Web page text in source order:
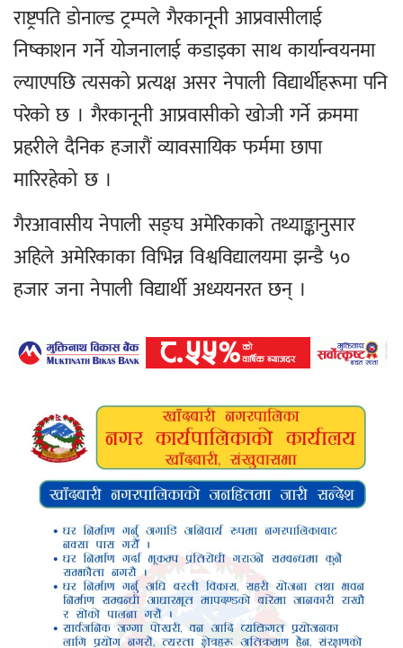
राष्ट्रपति डोनाल्ड ट्रम्पले गैरकानूनी आप्रवासीलाई
निष्काशन गर्ने योजनालाई कडाइका साथ कार्यान्वयनमा
ल्याएपछि त्यसको प्रत्यक्ष असर नेपाली विद्यार्थीहरूमा पनि
परेको छ । गैरकानूनी आप्रवासीको खोजी गर्ने क्रममा
प्रहरीले दैनिक हजारौं व्यावसायिक फर्ममा छापा
मारिरहेको छ ।
गैरआवासीय नेपाली सङ्घ अमेरिकाको तथ्याङ्कानुसार
अहिले अमेरिकाका विभिन्न विश्वविद्यालयमा झन्डै ५०
हजार जना नेपाली विद्यार्थी अध्ययनरत छन् ।